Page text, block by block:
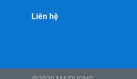
Liên hệ